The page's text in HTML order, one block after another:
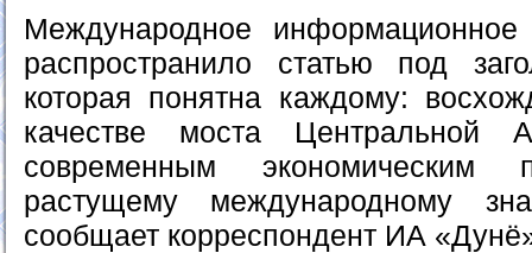
Международное информационное
распространило статью под
которая понятна каждому:
качестве моста Центральной
современным экономическим
растущему международному
сообщает корреспондент ИА